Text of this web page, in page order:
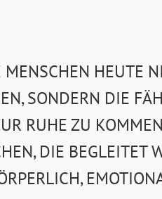
MENSCHEN HEUTE
SONDERN DIE
RUHE ZU
DIE BEGLEITET